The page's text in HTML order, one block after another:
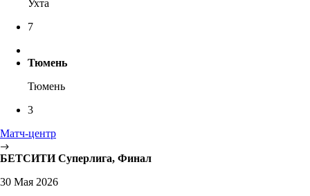
Ухта
7
Тюмень
Тюмень
3
Матч-центр
БЕТСИТИ Суперлига, Финал
30 Мая 2026